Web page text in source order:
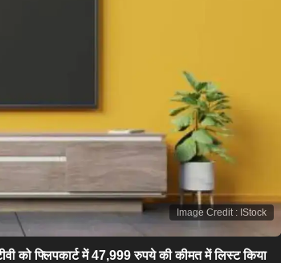
Image Credit: IStock
को फ्लिपकार्ट में 47,999 रुपये की कीमत में लिस्ट किया